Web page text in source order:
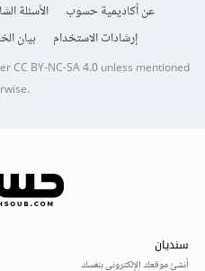
عن أكاديمية حسوب الأسئلة
إرشادات الاستخدام
بيان
CC BY-NC-SA 4.0unless mentioned